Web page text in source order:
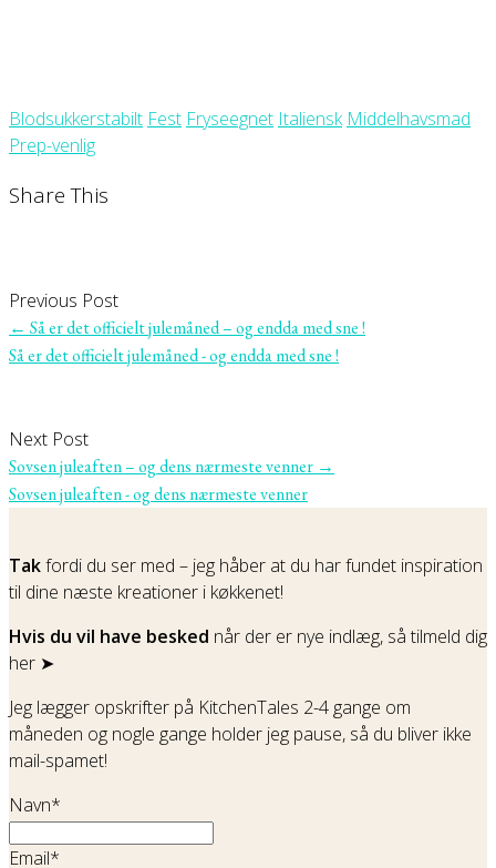
Blodsukkerstabilt Fest Fryseegnet Italiensk Middelhavsmad
Prep-venlig
Share This
Previous Post
← Så er det officielt julemåned – og endda med sne !
Så er det officielt julemåned - og endda med sne !
Next Post
Sovsen juleaften – og dens nærmeste venner →
Sovsen juleaften - og dens nærmeste venner
Takfordi du ser med – jeg håber at du har fundet inspiration
til dine næste kreationer i køkkenet!
Hvis du vil have besked når der er nye indlæg, så tilmeld dig
her ➤
Jeg lægger opskrifter på KitchenTales 2-4 gange om
måneden og nogle gange holder jeg pause, så du bliver ikke
mail-spamet!
Navn*
Email*